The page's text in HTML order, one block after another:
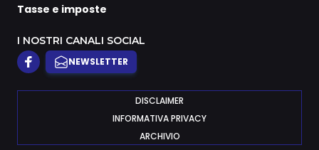
Tasse e imposte
I NOSTRI CANALI SOCIAL
NEWSLETTER
DISCLAIMER
INFORMATIVA PRIVACY
ARCHIVIO